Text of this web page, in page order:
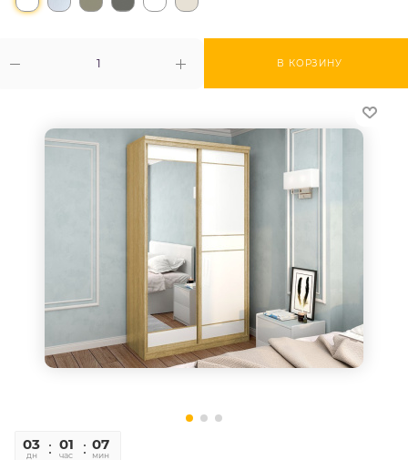
В КОРЗИНУ
03
дн
01
час
07
мин